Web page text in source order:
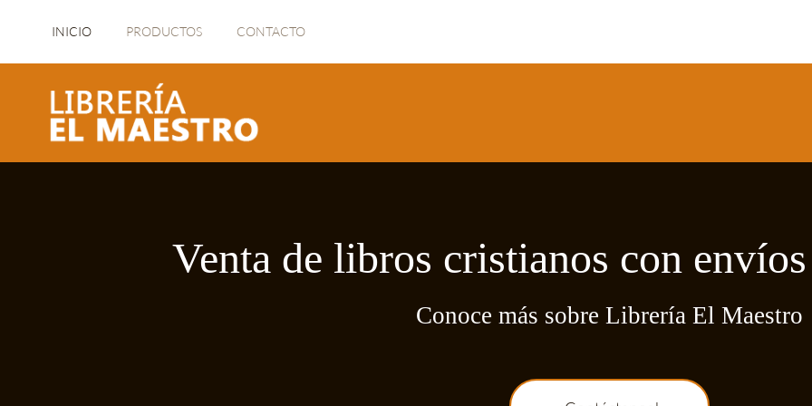
INICIO PRODUCTOS CONTACTO
Venta de libros cristianos con
Conoce más sobre Librería El Maestro